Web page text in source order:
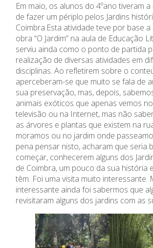
O Colégio
Instalações
Ofertas de emprego
Regulamentos
Jornal “O Coreto”
Privacidade
Oferta
Atividades de Interrupção
Letiva
Academia de Línguas
Ensino
Curso de Técnico/a de Apoio
à Família e à Comunidade
Ofertas de Emprego
Ano Letivo
SIGE
Secretariado de Exames
Admissão
Informações
APEE
Notícias
Em maio, os alunos do 4ºano tiveram
de fazer um périplo pelos Jardins
Coimbra.Esta atividade teve por base
obra “O Jardim” na aula de Educação
serviu ainda como o ponto de partida
realização de diversas atividades em
disciplinas. Ao refletirem sobre o
aperceberam-se que muito se fala de
sua preservação, mas, depois,
animais exóticos que apenas vemos
televisão ou na Internet, mas não
as árvores e plantas que existem na
moramos ou no jardim onde
pena pensar nisto, acharam que seria
começar, conhecerem alguns dos
de Coimbra, um pouco da sua história
têm. Foi uma visita muito interessante.
interessante ainda foi sabermos que
revisitaram alguns dos jardins com as